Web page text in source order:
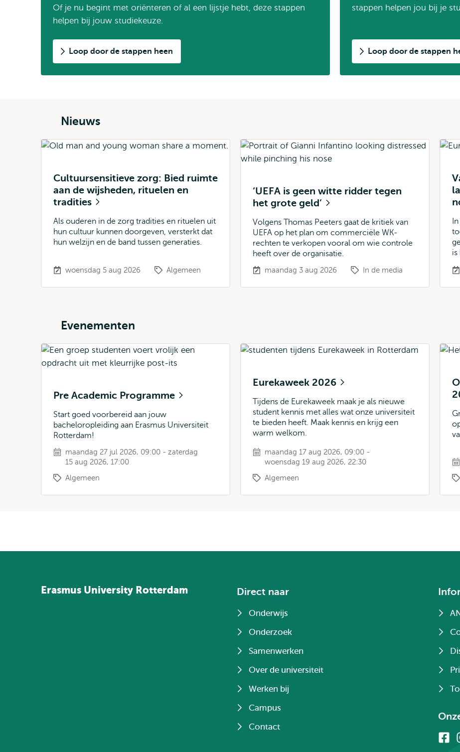
Of je nu begint met oriënteren of al een lijstje hebt, deze stappen
helpen bij jouw studiekeuze.
Loop door de stappen heen
stappen helpen jou bij je
Loop door de stappen
Nieuws
Cultuursensitieve zorg: Bied ruimte
aan de wijsheden, rituelen en
tradities
Als ouderen in de zorg tradities en rituelen uit
hun cultuur kunnen doorgeven, versterkt dat
hun welzijn en de band tussen generaties.
woensdag 5 aug 2026 Algemeen
‘UEFA is geen witte ridder tegen
het grote geld’
Volgens Thomas Peeters gaat de kritiek van
UEFA op het plan om commerciële WK-
rechten te verkopen vooral om wie controle
heeft over de organisatie.
maandag 3 aug 2026 In de media
is
Evenementen
Pre Academic Programme
Start goed voorbereid aan jouw
bacheloropleiding aan Erasmus Universiteit
Rotterdam!
maandag 27 jul 2026, 09:00 - zaterdag
15 aug 2026, 17:00
Algemeen
Eurekaweek 2026
Tijdens de Eurekaweek maak je als nieuwe
student kennis met alles wat onze universiteit
te bieden heeft. Maak kennis en krijg een
warm welkom.
maandag 17 aug 2026, 09:00 -
woensdag 19 aug 2026, 22:30
Algemeen
Erasmus University Rotterdam Direct naar
Onderwijs
Onderzoek
Samenwerken
Over de universiteit
Werken bij
Campus
Contact